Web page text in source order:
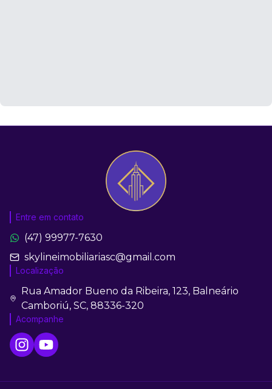
Entre em contato
(47) 99977-7630
skylineimobiliariasc@gmail.com
Localização
Rua Amador Bueno da Ribeira, 123, Balneário
Camboriú, SC, 88336-320
Acompanhe